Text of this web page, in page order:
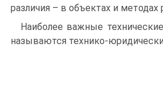
различия – в объектах и методах
Наиболее важные
называются технико-